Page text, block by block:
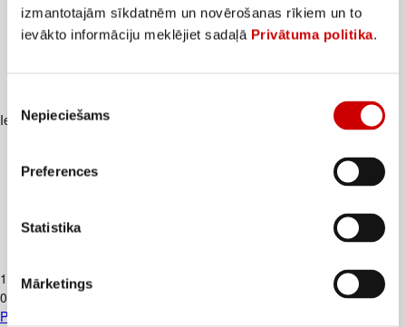
izmantotajām sīkdatnēm un novērošanas rīkiem un to
ievākto informāciju meklējiet sadaļā Privātuma politika.
izvēle
Nepieciešams
Preferences
Statistika
Mārketings
Iesakām ar
1
37€
0,91€/l
Piens TERE 2,5% 1,5L